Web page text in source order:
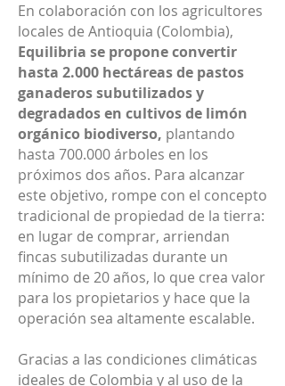
En colaboración con los agricultores
locales de Antioquia (Colombia),
Equilibria se propone convertir
hasta 2.000 hectáreas de pastos
ganaderos subutilizados y
degradados en cultivos de limón
orgánico biodiverso, plantando
hasta 700.000 árboles en los
próximos dos años. Para alcanzar
este objetivo, rompe con el concepto
tradicional de propiedad de la tierra:
en lugar de comprar, arriendan
fincas subutilizadas durante un
mínimo de 20 años, lo que crea valor
para los propietarios y hace que la
operación sea altamente escalable.
Gracias a las condiciones climáticas
ideales de Colombia y al uso de la